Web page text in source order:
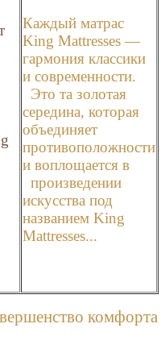
Каждый матрас
King Mattresses —
гармония классики
и современности.
Это та золотая
середина, которая
объединяет
противоположности
и воплощается в
произведении
искусства под
названием King
Mattresses...
комфорта